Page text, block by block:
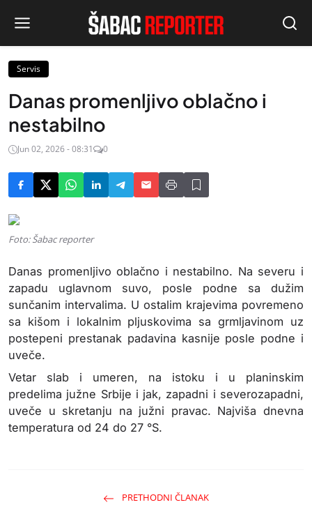
Servis
Danas promenljivo oblačno i
nestabilno
Jun 02, 2026 - 08:31 0
Foto: Šabac reporter
Danas promenljivo oblačno i nestabilno. Na severu i
zapadu uglavnom suvo, posle podne sa dužim
sunčanim intervalima. U ostalim krajevima povremeno
sa kišom i lokalnim pljuskovima sa grmljavinom uz
postepeni prestanak padavina kasnije posle podne i
uveče.
Vetar slab i umeren, na istoku i u planinskim
predelima južne Srbije i jak, zapadni i severozapadni,
uveče u skretanju na južni pravac. Najviša dnevna
temperatura od 24 do 27 °S.
PRETHODNI ČLANAK